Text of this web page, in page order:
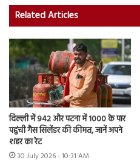
Related Articles
दिल्ली में 942 और पटना में 1000 के पार
पहुंची गैस सिलेंडर की कीमत, जानें अपने
शहर का रेट
30 July 2026 - 10:31 AM